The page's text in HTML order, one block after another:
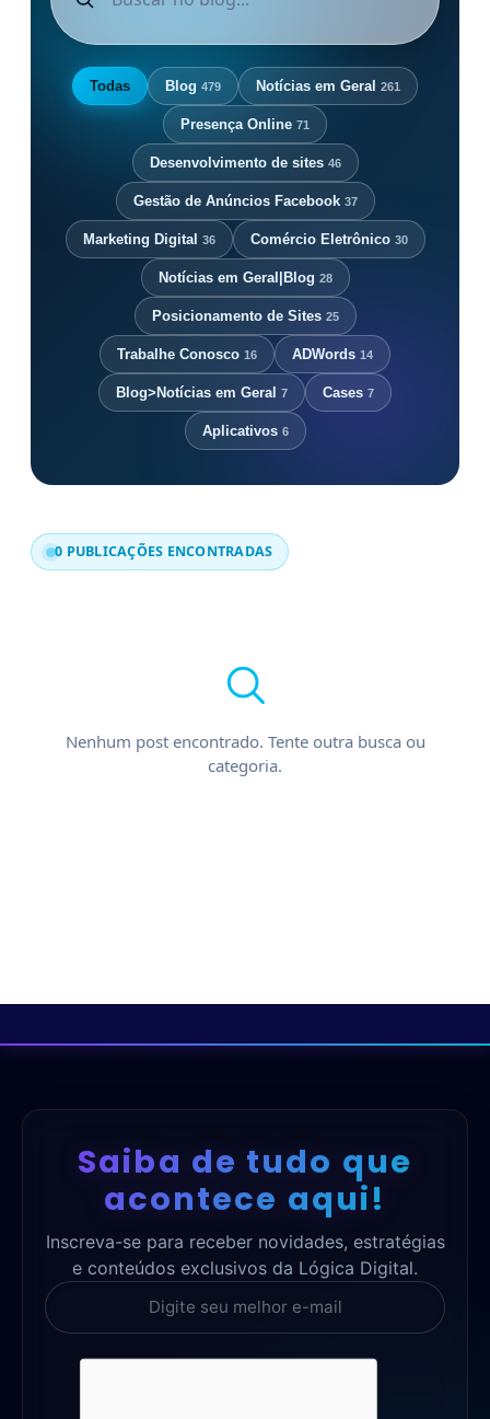
Todas Blog 479 Notícias em Geral 261
Presença Online 71
Desenvolvimento de sites 46
Gestão de Anúncios Facebook 37
Marketing Digital 36 Comércio Eletrônico 30
Notícias em Geral|Blog 28
Posicionamento de Sites 25
Trabalhe Conosco 16 ADWords 14
Blog>Notícias em Geral 7 Cases 7
Aplicativos 6
0 PUBLICAÇÕES ENCONTRADAS
Nenhum post encontrado. Tente outra busca ou
categoria.
Saiba de tudo que
acontece aqui!
Inscreva-se para receber novidades, estratégias
e conteúdos exclusivos da Lógica Digital.